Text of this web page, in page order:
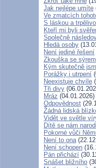
Jak nejlépe umíte
Ve zmatcích
S láskou a
Kteří mi byli
Společně
Hledá osoby
Není jediné řešení
Zkouška se sýrem
Kým skutečně
Porážky i utrpení
Neexistuje chvíle
Tři divy
Mráz (04.01.2026)
Odpovědnost
Žádná lidská
Vidět ve světle
Dítě se nám
Pokorné vůči
Není to ona
Není schopen
Pán přichází
Snášet bližního